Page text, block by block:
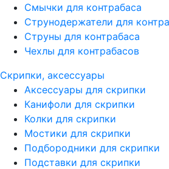
Смычки для контрабаса
Струнодержатели для
Струны для контрабаса
Чехлы для контрабасов
Скрипки, аксессуары
Аксессуары для скрипки
Канифоли для скрипки
Колки для скрипки
Мостики для скрипки
Подбородники для скрипки
Подставки для скрипки